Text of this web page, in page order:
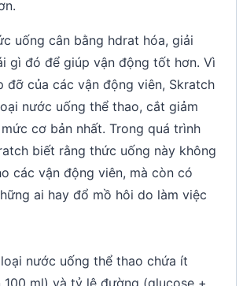
uống cân bằng hdrat hóa, giải
gì đó để giúp vận động tốt hơn. Vì
đỡ của các vận động viên, Skratch
nước uống thể thao, cắt giảm
cơ bản nhất. Trong quá trình
biết rằng thức uống này không
các vận động viên, mà còn có
ai hay đổ mồ hôi do làm việc
nước uống thể thao chứa ít